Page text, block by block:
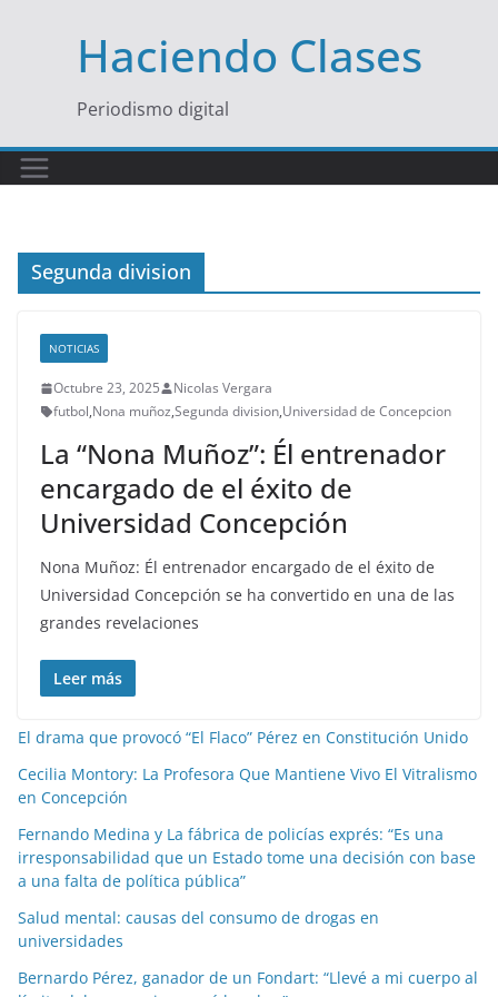
contenidoHaciendo Clases
Periodismo digital
Segunda division
NOTICIAS
Octubre 23, 2025
Nicolas Vergara
futbol,Nona muñoz,Segunda division,Universidad de Concepcion
La “Nona Muñoz”: Él entrenador
encargado de el éxito de
Universidad Concepción
Nona Muñoz: Él entrenador encargado de el éxito de
Universidad Concepción se ha convertido en una de las
grandes revelaciones
Leer más
El drama que provocó “El Flaco” Pérez en Constitución Unido
Cecilia Montory: La Profesora Que Mantiene Vivo El Vitralismo
en Concepción
Fernando Medina y La fábrica de policías exprés: “Es una
irresponsabilidad que un Estado tome una decisión con base
a una falta de política pública”
Salud mental: causas del consumo de drogas en
universidades
Bernardo Pérez, ganador de un Fondart: “Llevé a mi cuerpo al